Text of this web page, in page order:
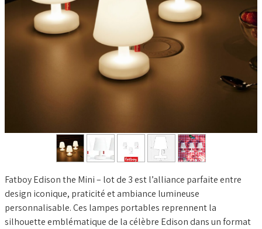
BLOG
Fatboy Edison the Mini – lot de 3 est l’alliance parfaite entre
design iconique, praticité et ambiance lumineuse
personnalisable. Ces lampes portables reprennent la
silhouette emblématique de la célèbre Edison dans un format